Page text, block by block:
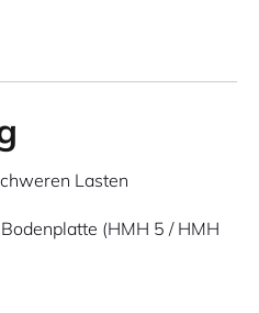
Lasten
(HMH 5 / HMH